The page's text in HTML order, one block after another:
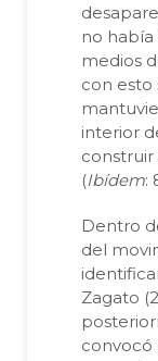
no
medios
con esto
interior
(Ibídem:
Dentro
del
Zagato
convocó